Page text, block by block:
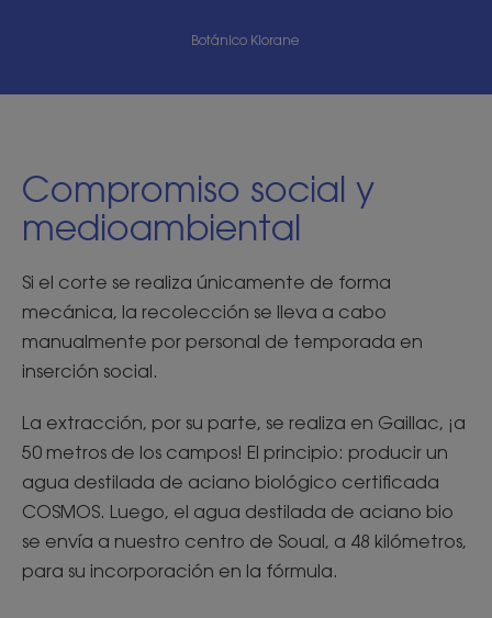
Botánico Klorane
Compromiso social y
medioambiental
Si el corte se realiza únicamente de forma
mecánica, la recolección se lleva a cabo
manualmente por personal de temporada en
inserción social.
La extracción, por su parte, se realiza en Gaillac, ¡a
50 metros de los campos! El principio: producir un
agua destilada de aciano biológico certificada
COSMOS. Luego, el agua destilada de aciano bio
se envía a nuestro centro de Soual, a 48 kilómetros,
para su incorporación en la fórmula.